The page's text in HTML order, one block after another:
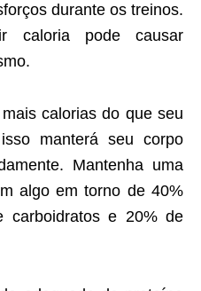
durante os treinos.
caloria pode causar
calorias do que seu
manterá seu corpo
Mantenha uma
algo em torno de 40%
carboidratos e 20% de